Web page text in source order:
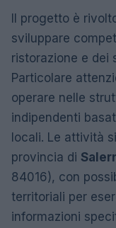
Il progetto è
sviluppare
ristorazione e dei
Particolare
operare nelle
indipendenti
locali. Le attività
provincia di
84016), con
territoriali per
informazioni